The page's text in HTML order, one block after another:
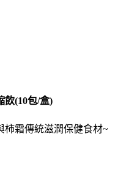
飲(10包/盒)
柿霜傳統滋潤保健食材~